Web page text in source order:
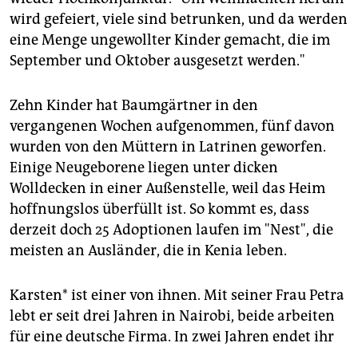
wird gefeiert, viele sind betrunken, und da werden
eine Menge ungewollter Kinder gemacht, die im
September und Oktober ausgesetzt werden."
Zehn Kinder hat Baumgärtner in den
vergangenen Wochen aufgenommen, fünf davon
wurden von den Müttern in Latrinen geworfen.
Einige Neugeborene liegen unter dicken
Wolldecken in einer Außenstelle, weil das Heim
hoffnungslos überfüllt ist. So kommt es, dass
derzeit doch 25 Adoptionen laufen im "Nest", die
meisten an Ausländer, die in Kenia leben.
Karsten* ist einer von ihnen. Mit seiner Frau Petra
lebt er seit drei Jahren in Nairobi, beide arbeiten
für eine deutsche Firma. In zwei Jahren endet ihr